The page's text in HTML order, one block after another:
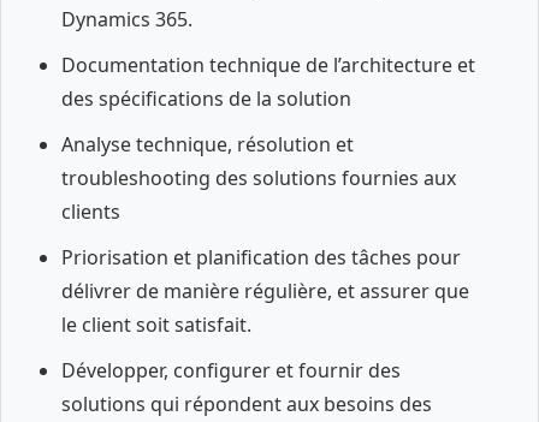
Dynamics 365.
Documentation technique de l’architecture et
des spécifications de la solution
Analyse technique, résolution et
troubleshooting des solutions fournies aux
clients
Priorisation et planification des tâches pour
délivrer de manière régulière, et assurer que
le client soit satisfait.
Développer, configurer et fournir des
solutions qui répondent aux besoins des